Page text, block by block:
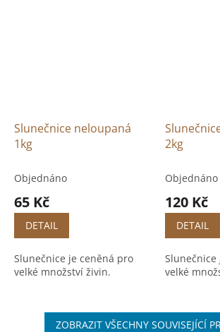
Slunečnice neloupaná
1kg
Objednáno
65 Kč
DETAIL
Slunečnice je ceněná pro
velké množství živin.
2kg
Objednáno
120 Kč
DETAIL
velké
ZOBRAZIT VŠECHNY SOUVISEJÍCÍ